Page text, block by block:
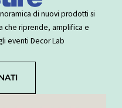
di nuovi prodotti si
che riprende, amplifica e
eventi Decor Lab